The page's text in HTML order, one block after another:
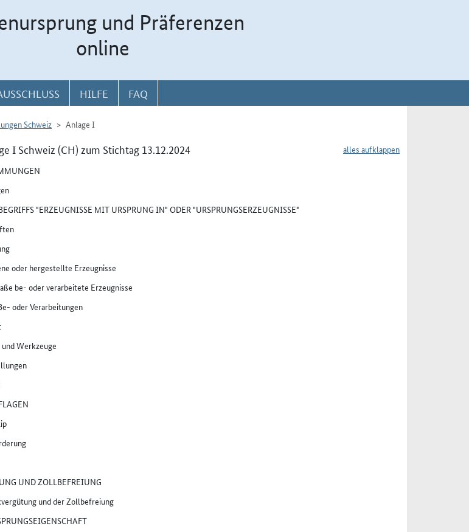
und Präferenzen
online
HILFE FAQ
Schweiz Anlage I
alles aufklappen
I Schweiz (CH) zum Stichtag 13.12.2024
"ERZEUGNISSE MIT URSPRUNG IN" ODER "URSPRUNGSERZEUGNISSE"
oder hergestellte Erzeugnisse
be- oder verarbeitete Erzeugnisse
oder Verarbeitungen
Werkzeuge
UND ZOLLBEFREIUNG
und der Zollbefreiung